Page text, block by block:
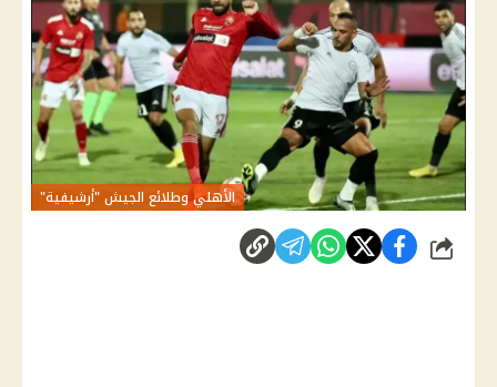
الأهلي وطلائع الجيش "أرشيفية"
شارك